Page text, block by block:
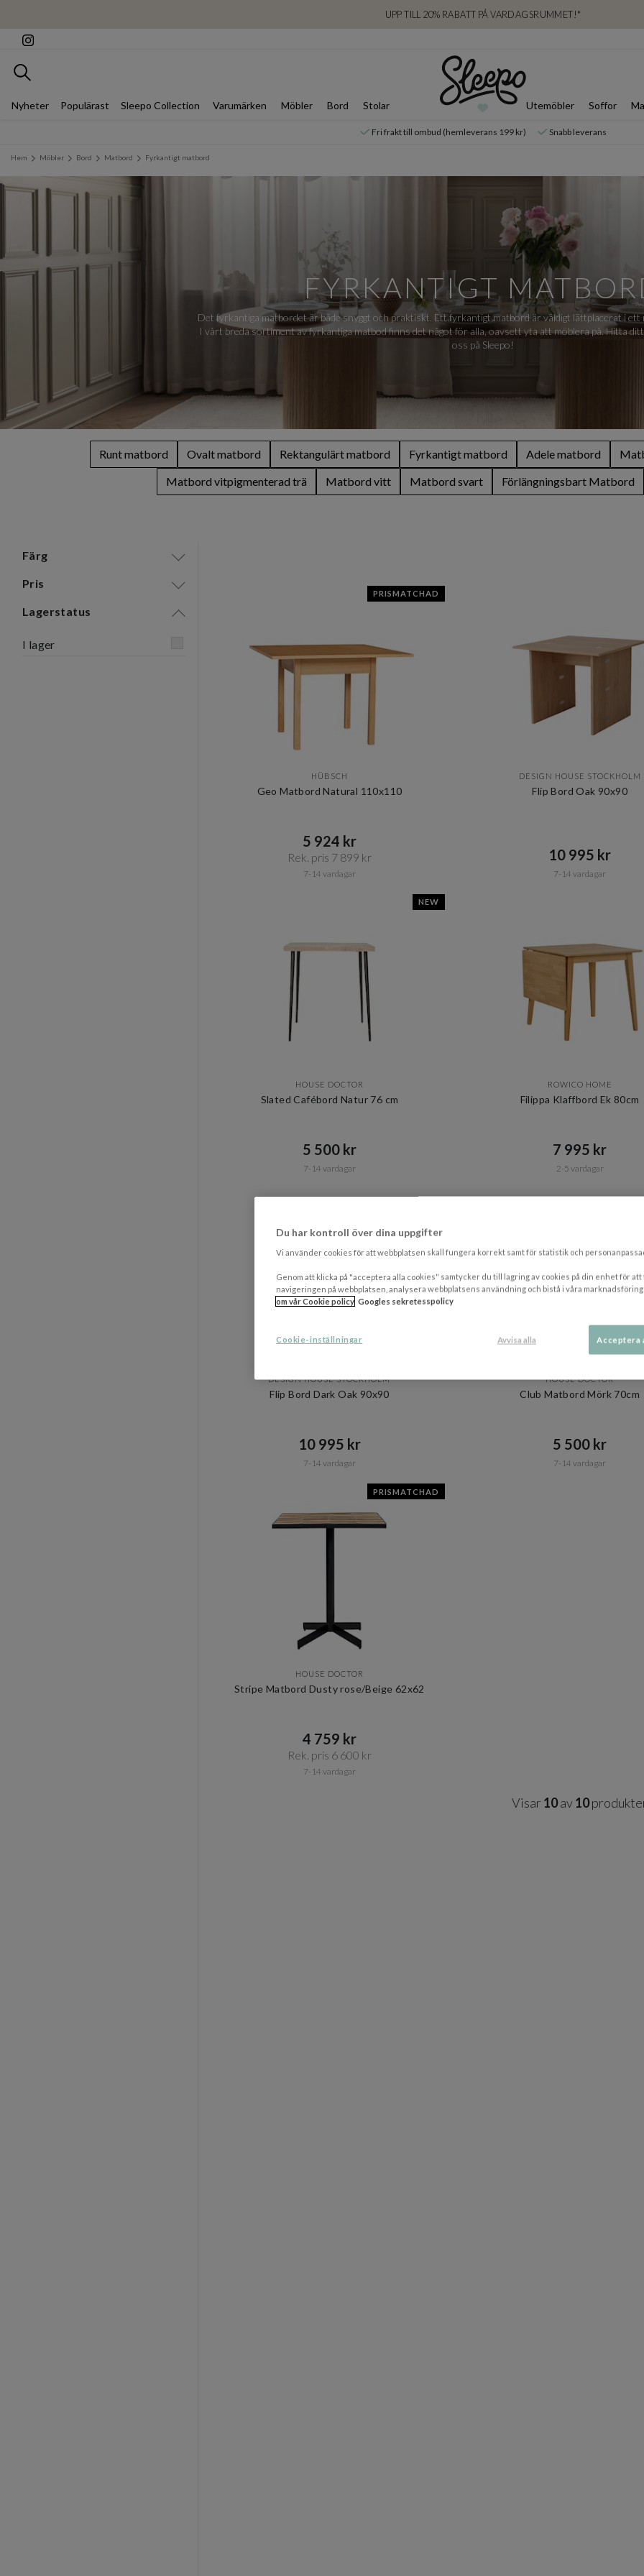
UPP TILL 20% RABATT PÅ VARDAGSRUMMET!*
Sök
Nyheter Populärast Sleepo Collection Varumärken Möbler Bord Stolar Utemöbler Soffor
Fri frakt till ombud (hemleverans 199 kr) Snabb leverans
Hem Möbler Bord Matbord Fyrkantigt matbord
FYRKANTIGT
Det fyrkantiga matbordet är både snyggt och praktiskt. Ett fyrkantigt matbord är väldigt lättplacerat i
I vårt breda sortiment av fyrkantiga matbod finns det något för alla, oavsett yta att möblera på. Hitta
oss på Sleepo!
Runt matbord Ovalt matbord Rektangulärt matbord Fyrkantigt matbord Adele matbord
Matbord vitpigmenterad trä
Matbord vitt Matbord svart Förlängningsbart Matbord
Färg
Pris
Lagerstatus
I lager
PRISMATCHAD
HÜBSCH
Geo Matbord Natural 110x110
5 924 kr​​
Rek. pris 7 899 kr​​
7-14 vardagar
DESIGN HOUSE STOCKHOLM
Flip Bord Oak 90x90
10 995 kr​​
7-14 vardagar
NEW
HOUSE DOCTOR
Slated Cafébord Natur 76 cm
5 500 kr​​
7-14 vardagar
ROWICO HOME
Filippa Klaffbord Ek 80cm
7 995 kr​​
2-5 vardagar
DESIGN HOUSE STOCKHOLM
Flip Bord Dark Oak 90x90
10 995 kr​​
7-14 vardagar
HOUSE DOCTOR
Club Matbord Mörk 70cm
5 500 kr​​
7-14 vardagar
PRISMATCHAD
HOUSE DOCTOR
Stripe Matbord Dusty rose/Beige 62x62
4 759 kr​​
Rek. pris 6 600 kr​​
7-14 vardagar
Visar 10av10
Du har kontroll över dina uppgifter
Vi använder cookies för att webbplatsen skall fungera korrekt samt för statistik och
Genom att klicka på "acceptera alla cookies" samtycker du till lagring av cookies på din enhet för
navigeringen på webbplatsen, analysera webbplatsens användning och bistå i våra
om vår Cookie policy Googles sekretesspolicy
Cookie-inställningar Avvisa alla Acceptera